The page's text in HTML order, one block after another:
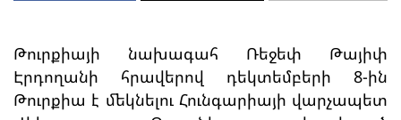
Թուրքիայի նախագահ Ռեջեփ Թայիփ
Էրդողանի հրավերով դեկտեմբերի 8-ին
Թուրքիա է մեկնելու Հունգարիայի վարչապետ